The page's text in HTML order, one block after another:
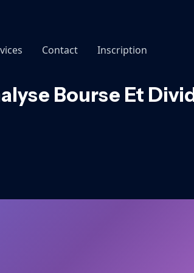
Contact Inscription
Bourse Et